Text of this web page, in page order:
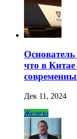
что в
Дек 11, 2024
Железо